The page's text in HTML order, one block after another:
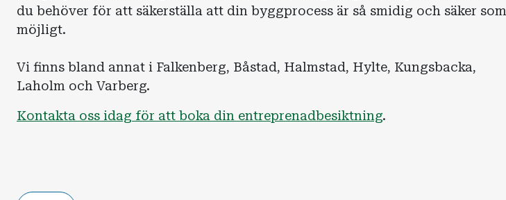
du behöver för att säkerställa att din byggprocess är så smidig och säker som
möjligt.
Vi finns bland annat i Falkenberg, Båstad, Halmstad, Hylte, Kungsbacka,
Laholm och Varberg.
Kontakta oss idag för att boka din entreprenadbesiktning.